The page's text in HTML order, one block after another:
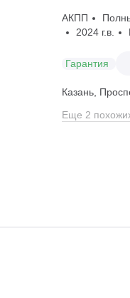
АКПП
2024 г.в.
Гарантия
Казань,
Еще 2